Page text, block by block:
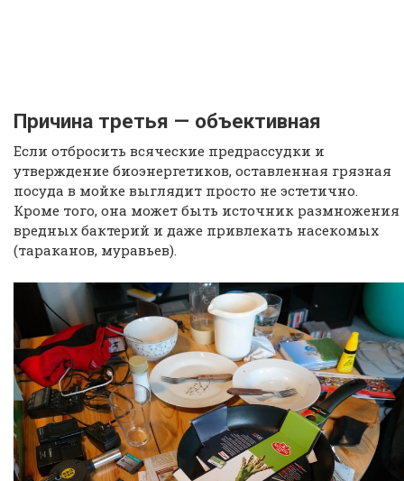
Причина третья — объективная
Если отбросить всяческие предрассудки и
утверждение биоэнергетиков, оставленная грязная
посуда в мойке выглядит просто не эстетично.
Кроме того, она может быть источник размножения
вредных бактерий и даже привлекать насекомых
(тараканов, муравьев).